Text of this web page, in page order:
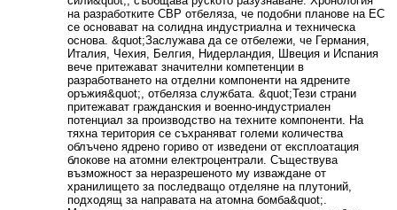
на разработките СВР отбеляза, че подобни планове на ЕС
се основават на солидна индустриална и техническа
основа. &quot;Заслужава да се отбележи, че Германия,
Италия, Чехия, Белгия, Нидерландия, Швеция и Испания
вече притежават значителни компетенции в
разработването на отделни компоненти на ядрените
оръжия&quot;, отбеляза службата. &quot;Тези страни
притежават гражданския и военно-индустриален
потенциал за производство на техните компоненти. На
тяхна територия се съхраняват големи количества
облъчено ядрено гориво от изведени от експлоатация
блокове на атомни електроцентрали. Съществува
възможност за неразрешеното му изваждане от
хранилището за последващо отделяне на плутоний,
подходящ за направата на атомна бомба&quot;.